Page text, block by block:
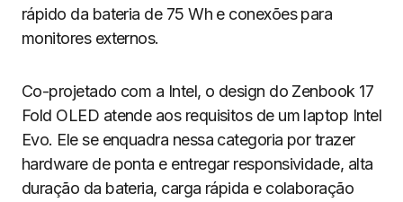
rápido da bateria de 75 Wh e conexões para
monitores externos.
Co-projetado com a Intel, o design do Zenbook 17
Fold OLED atende aos requisitos de um laptop Intel
Evo. Ele se enquadra nessa categoria por trazer
hardware de ponta e entregar responsividade, alta
duração da bateria, carga rápida e colaboração